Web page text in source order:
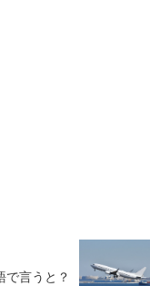
で言うと？